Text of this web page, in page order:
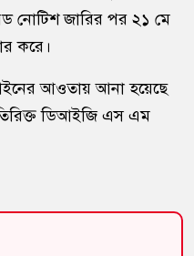
নোটিশ জারির পর ২১ মে
করে।
আওতায় আনা হয়েছে
ডিআইজি এস এম